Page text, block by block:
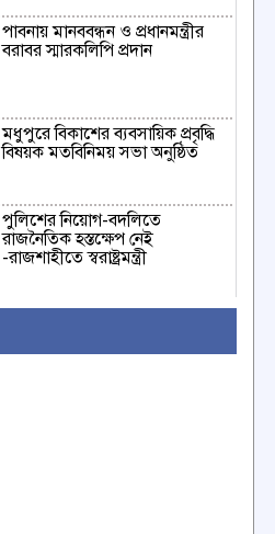
পাবনায় মানববন্ধন ও প্রধানমন্ত্রীর
বরাবর স্মারকলিপি প্রদান
মধুপুরে বিকাশের ব্যবসায়িক প্রবৃদ্ধি
বিষয়ক মতবিনিময় সভা অনুষ্ঠিত
পুলিশের নিয়োগ-বদলিতে
রাজনৈতিক হস্তক্ষেপ নেই
-রাজশাহীতে স্বরাষ্ট্রমন্ত্রী